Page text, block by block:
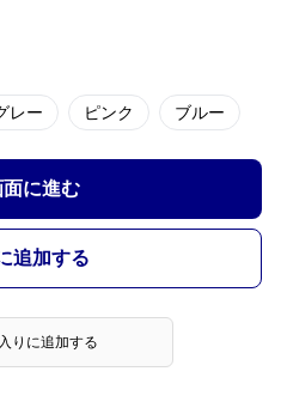
レー ピンク ブルー
に進む
追加する
りに追加する